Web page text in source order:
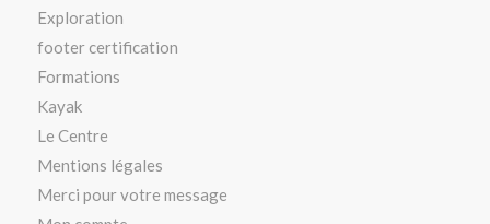
Exploration
footer certification
Formations
Kayak
Le Centre
Mentions légales
Merci pour votre message